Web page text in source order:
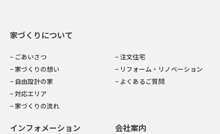
家づくりについて
− ごあいさつ
− 家づくりの想い
− 自由設計の家
− 対応エリア
− 家づくりの流れ
− 注文住宅
− リフォーム・リノベーション
− よくあるご質問
インフォメーション 会社案内